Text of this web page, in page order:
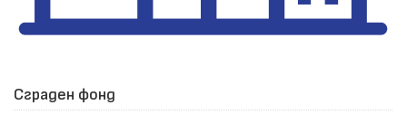
Сграден фонд